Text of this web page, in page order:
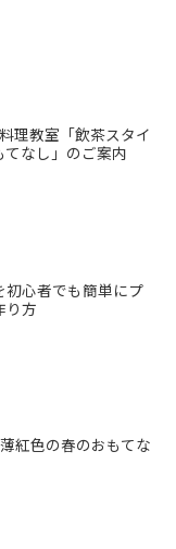
理教室「飲茶スタイ
てなし」のご案内
初心者でも簡単にプ
り方
紅色の春のおもてな